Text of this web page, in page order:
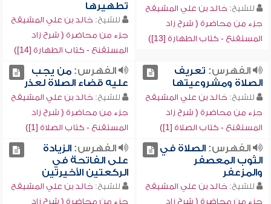
للشيخ: خالد بن علي المشيقح
جزء من محاضرة ( شرح زاد
المستقنع - كتاب الطهارة [13])
تطهيرها
للشيخ: خالد بن علي المشيقح
جزء من محاضرة ( شرح زاد
المستقنع - كتاب الطهارة [14])
الفهرس: تعريف
الصلاة ومشروعيتها
للشيخ: خالد بن علي المشيقح
جزء من محاضرة ( شرح زاد
المستقنع - كتاب الصلاة [1])
الفهرس:من يجب
عليه قضاء الصلاة لعذر
للشيخ: خالد بن علي المشيقح
جزء من محاضرة ( شرح زاد
المستقنع - كتاب الصلاة [1])
الفهرس:الصلاة في
الثوب المعصفر
والمزعفر
للشيخ: خالد بن علي المشيقح
جزء من محاضرة ( شرح زاد
الفهرس:الزيادة
على الفاتحة في
الركعتين الأخيرتين
للشيخ: خالد بن علي المشيقح
جزء من محاضرة ( شرح زاد